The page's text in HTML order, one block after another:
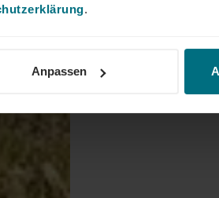
.
Anpassen